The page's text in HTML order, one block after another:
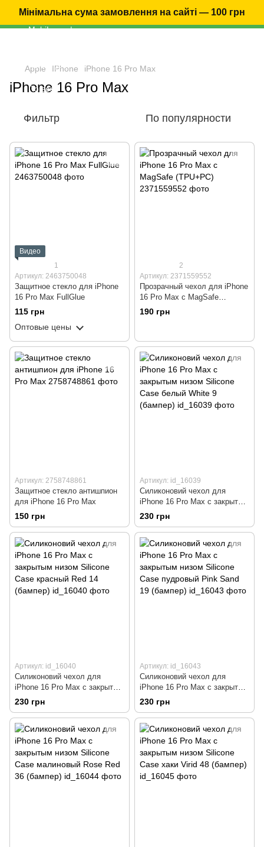
Мінімальна сума замовлення на сайті — 100 грн
Apple IPhone iPhone 16 Pro Max
iPhone 16 Pro Max
Фильтр По популярности
Видео
1
Артикул: 2463750048
Защитное стекло для iPhone
16 Pro Max FullGlue
115 грн
Оптовые цены
2
Артикул: 2371559552
Прозрачный чехол для iPhone
16 Pro Max с MagSafe
(TPU+PC)
190 грн
Артикул: 2758748861
Защитное стекло антишпион
для iPhone 16 Pro Max
150 грн
Артикул: id_16039
Силиконовий чехол для
iPhone 16 Pro Max с закрытым
низом Silicone Case белый
White 9 (бампер)
230 грн
Артикул: id_16040
Силиконовий чехол для
iPhone 16 Pro Max с закрытым
низом Silicone Case красный
Red 14 (бампер)
230 грн
Артикул: id_16043
Силиконовий чехол для
iPhone 16 Pro Max с закрытым
низом Silicone Case пудровый
Pink Sand 19 (бампер)
230 грн